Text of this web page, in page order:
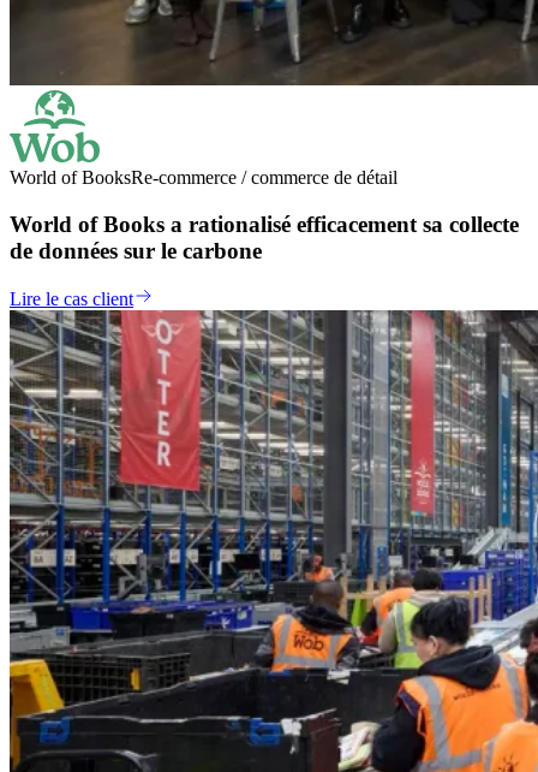
World of BooksRe-commerce / commerce de détail
World of Books a rationalisé efficacement sa collecte
de données sur le carbone
Lire le cas client